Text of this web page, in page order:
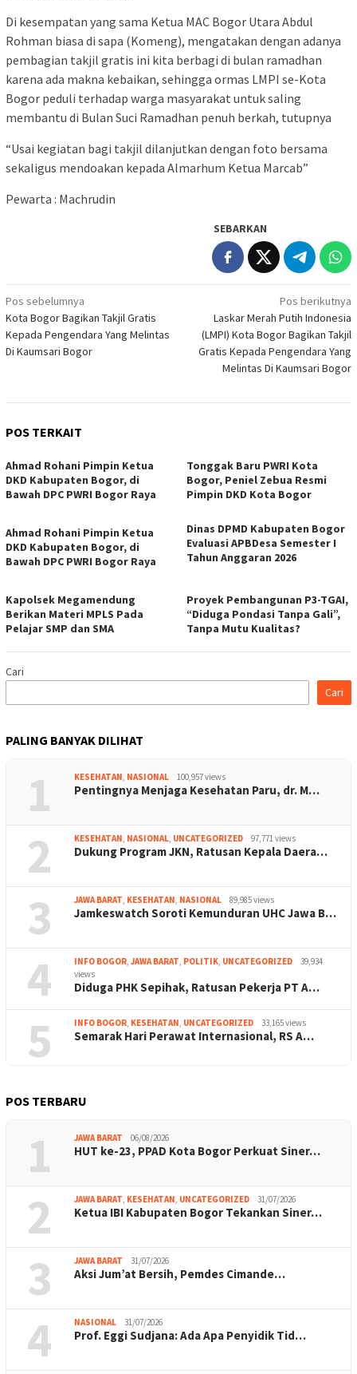
Di kesempatan yang sama Ketua MAC Bogor Utara Abdul
Rohman biasa di sapa (Komeng), mengatakan dengan adanya
pembagian takjil gratis ini kita berbagi di bulan ramadhan
karena ada makna kebaikan, sehingga ormas LMPI se-Kota
Bogor peduli terhadap warga masyarakat untuk saling
membantu di Bulan Suci Ramadhan penuh berkah, tutupnya
“Usai kegiatan bagi takjil dilanjutkan dengan foto bersama
sekaligus mendoakan kepada Almarhum Ketua Marcab”
Pewarta : Machrudin
SEBARKAN
Navigasi
pos
Pos sebelumnya
Kota Bogor Bagikan Takjil Gratis
Kepada Pengendara Yang Melintas
Di Kaumsari Bogor
Pos berikutnya
Laskar Merah Putih Indonesia
(LMPI) Kota Bogor Bagikan Takjil
Gratis Kepada Pengendara Yang
Melintas Di Kaumsari Bogor
POS TERKAIT
Ahmad Rohani Pimpin Ketua
DKD Kabupaten Bogor, di
Bawah DPC PWRI Bogor Raya
Tonggak Baru PWRI Kota
Bogor, Peniel Zebua Resmi
Pimpin DKD Kota Bogor
Ahmad Rohani Pimpin Ketua
DKD Kabupaten Bogor, di
Bawah DPC PWRI Bogor Raya
Dinas DPMD Kabupaten Bogor
Evaluasi APBDesa Semester I
Tahun Anggaran 2026
Kapolsek Megamendung
Berikan Materi MPLS Pada
Pelajar SMP dan SMA
Proyek Pembangunan P3-TGAI,
“Diduga Pondasi Tanpa Gali”,
Tanpa Mutu Kualitas?
Cari
Cari
PALING BANYAK DILIHAT
1 KESEHATAN, NASIONAL 100,957 views
Pentingnya Menjaga Kesehatan Paru, dr. M…
2 KESEHATAN, NASIONAL, UNCATEGORIZED 97,771 views
Dukung Program JKN, Ratusan Kepala Daera…
3 JAWA BARAT, KESEHATAN, NASIONAL 89,985 views
Jamkeswatch Soroti Kemunduran UHC Jawa B…
4 INFO BOGOR, JAWA BARAT, POLITIK, UNCATEGORIZED
39,934
views
Diduga PHK Sepihak, Ratusan Pekerja PT A…
5 INFO BOGOR, KESEHATAN, UNCATEGORIZED 33,165 views
Semarak Hari Perawat Internasional, RS A…
POS TERBARU
1 JAWA BARAT 06/08/2026
HUT ke-23, PPAD Kota Bogor Perkuat Siner…
2 JAWA BARAT, KESEHATAN, UNCATEGORIZED 31/07/2026
Ketua IBI Kabupaten Bogor Tekankan Siner…
3 JAWA BARAT 31/07/2026
Aksi Jum’at Bersih, Pemdes Cimande…
4 NASIONAL 31/07/2026
Prof. Eggi Sudjana: Ada Apa Penyidik Tid…